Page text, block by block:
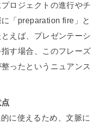
ロジェクトの進行やチ
「preparation fire」と
えば、プレゼンテーシ
す場合、このフレーズ
ったというニュアンス
に使えるため、文脈に